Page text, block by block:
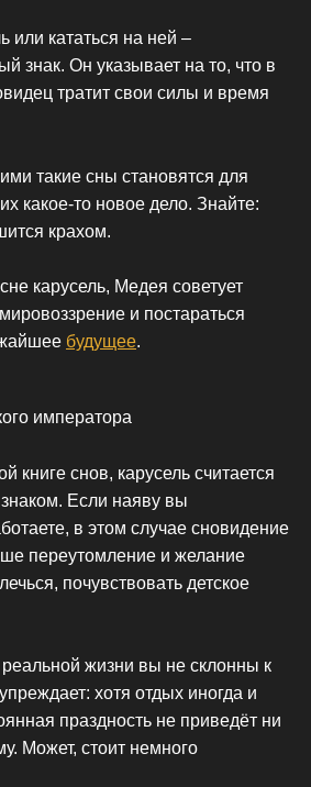
или кататься на ней –
знак. Он указывает на то, что в
тратит свои силы и время
такие сны становятся для
какое-то новое дело. Знайте:
крахом.
карусель, Медея советует
и постараться
будущее.
императора
книге снов, карусель считается
Если наяву вы
в этом случае сновидение
переутомление и желание
почувствовать детское
жизни вы не склонны к
хотя отдых иногда и
праздность не приведёт ни
Может, стоит немного